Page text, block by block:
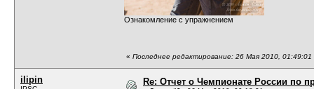
Ознакомление с упражнением
« Последнее редактирование: 26 Мая 2010, 01:49:01
ilipin Re: Отчет о Чемпионате России по